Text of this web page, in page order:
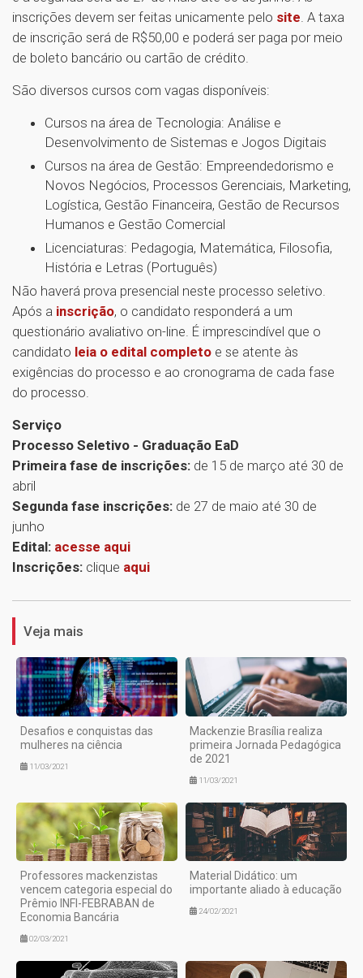
inscrições devem ser feitas unicamente pelo site. A taxa
de inscrição será de R$50,00 e poderá ser paga por meio
de boleto bancário ou cartão de crédito.
São diversos cursos com vagas disponíveis:
Cursos na área de Tecnologia: Análise e
Desenvolvimento de Sistemas e Jogos Digitais
Cursos na área de Gestão: Empreendedorismo e
Novos Negócios, Processos Gerenciais, Marketing,
Logística, Gestão Financeira, Gestão de Recursos
Humanos e Gestão Comercial
Licenciaturas: Pedagogia, Matemática, Filosofia,
História e Letras (Português)
Não haverá prova presencial neste processo seletivo.
Após a inscrição, o candidato responderá a um
questionário avaliativo on-line. É imprescindível que o
candidato leia o edital completo e se atente às
exigências do processo e ao cronograma de cada fase
do processo.
Serviço
Processo Seletivo - Graduação EaD
Primeira fase de inscrições: de 15 de março até 30 de
abril
Segunda fase inscrições: de 27 de maio até 30 de
junho
Edital: acesse aqui
Inscrições: clique aqui
Veja mais
Desafios e conquistas das
mulheres na ciência
11/03/2021
Mackenzie Brasília realiza
primeira Jornada Pedagógica
de 2021
11/03/2021
Professores mackenzistas
vencem categoria especial do
Prêmio INFI-FEBRABAN de
Economia Bancária
02/03/2021
Material Didático: um
importante aliado à educação
24/02/2021